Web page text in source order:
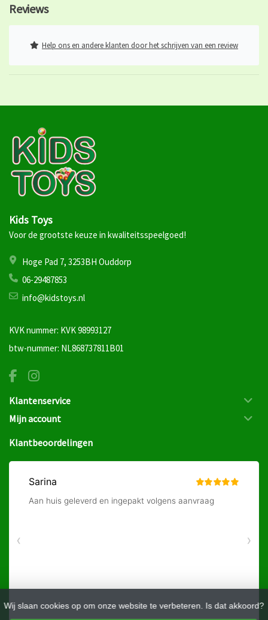
Wij slaan cookies op om onze website te verbeteren. Is dat akkoord?
Reviews
Help ons en andere klanten door het schrijven van een review
Kids Toys
Voor de grootste keuze in kwaliteitsspeelgoed!
Hoge Pad 7, 3253BH Ouddorp
06-29487853
info@kidstoys.nl
KVK nummer: KVK 98993127
btw-nummer: NL868737811B01
Klantenservice
Mijn account
Klantbeoordelingen